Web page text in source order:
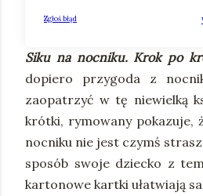
Siku na nocniku. Krok po
dopiero przygoda z
zaopatrzyć w tę niewielką
krótki, rymowany pokazuje,
nocniku nie jest czymś
sposób swoje dziecko z
kartonowe kartki ułatwiają